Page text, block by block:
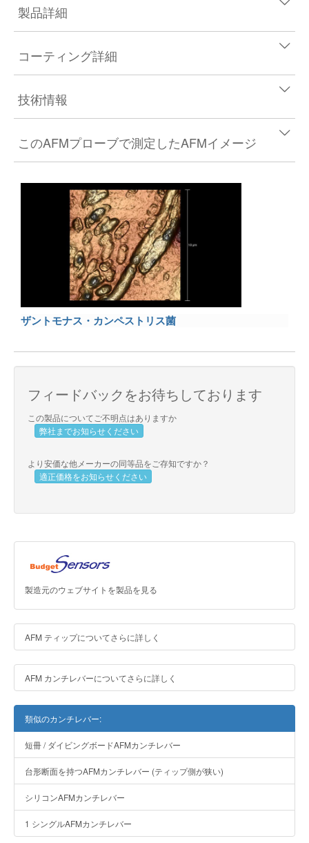
製品詳細
コーティング詳細
技術情報
このAFMプローブで測定したAFMイメージ
ザントモナス・カンペストリス菌
フィードバックをお待ちしております
この製品についてご不明点はありますか
弊社までお知らせください
より安価な他メーカーの同等品をご存知ですか？
適正価格をお知らせください
製造元のウェブサイトを製品を見る
AFM ティップについてさらに詳しく
AFM カンチレバーについてさらに詳しく
類似のカンチレバー:
短冊 / ダイビングボードAFMカンチレバー
台形断面を持つAFMカンチレバー (ティップ側が狭い)
シリコンAFMカンチレバー
1 シングルAFMカンチレバー